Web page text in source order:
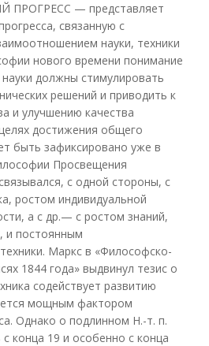
ПРОГРЕСС — представляет
связанную с
науки, техники
нового времени понимание
должны стимулировать
решений и приводить к
и улучшению качества
достижения общего
быть зафиксировано уже в
Просвещения
с одной стороны, с
ростом индивидуальной
а с др.— с ростом знаний,
и постоянным
Маркс в «Философско-
1844 года» выдвинул тезис о
содействует развитию
мощным фактором
Однако о подлинном Н.-т. п.
конца 19 и особенно с конца